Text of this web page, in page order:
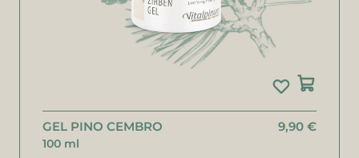
GEL PINO CEMBRO
100 ml
9,90 €